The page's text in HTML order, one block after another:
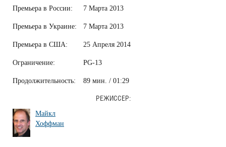
Премьера в России: 7 Марта 2013
Премьера в Украине: 7 Марта 2013
Премьера в США: 25 Апреля 2014
Ограничение: PG-13
Продолжительность: 89 мин. / 01:29
РЕЖИССЕР:
Майкл
Хоффман